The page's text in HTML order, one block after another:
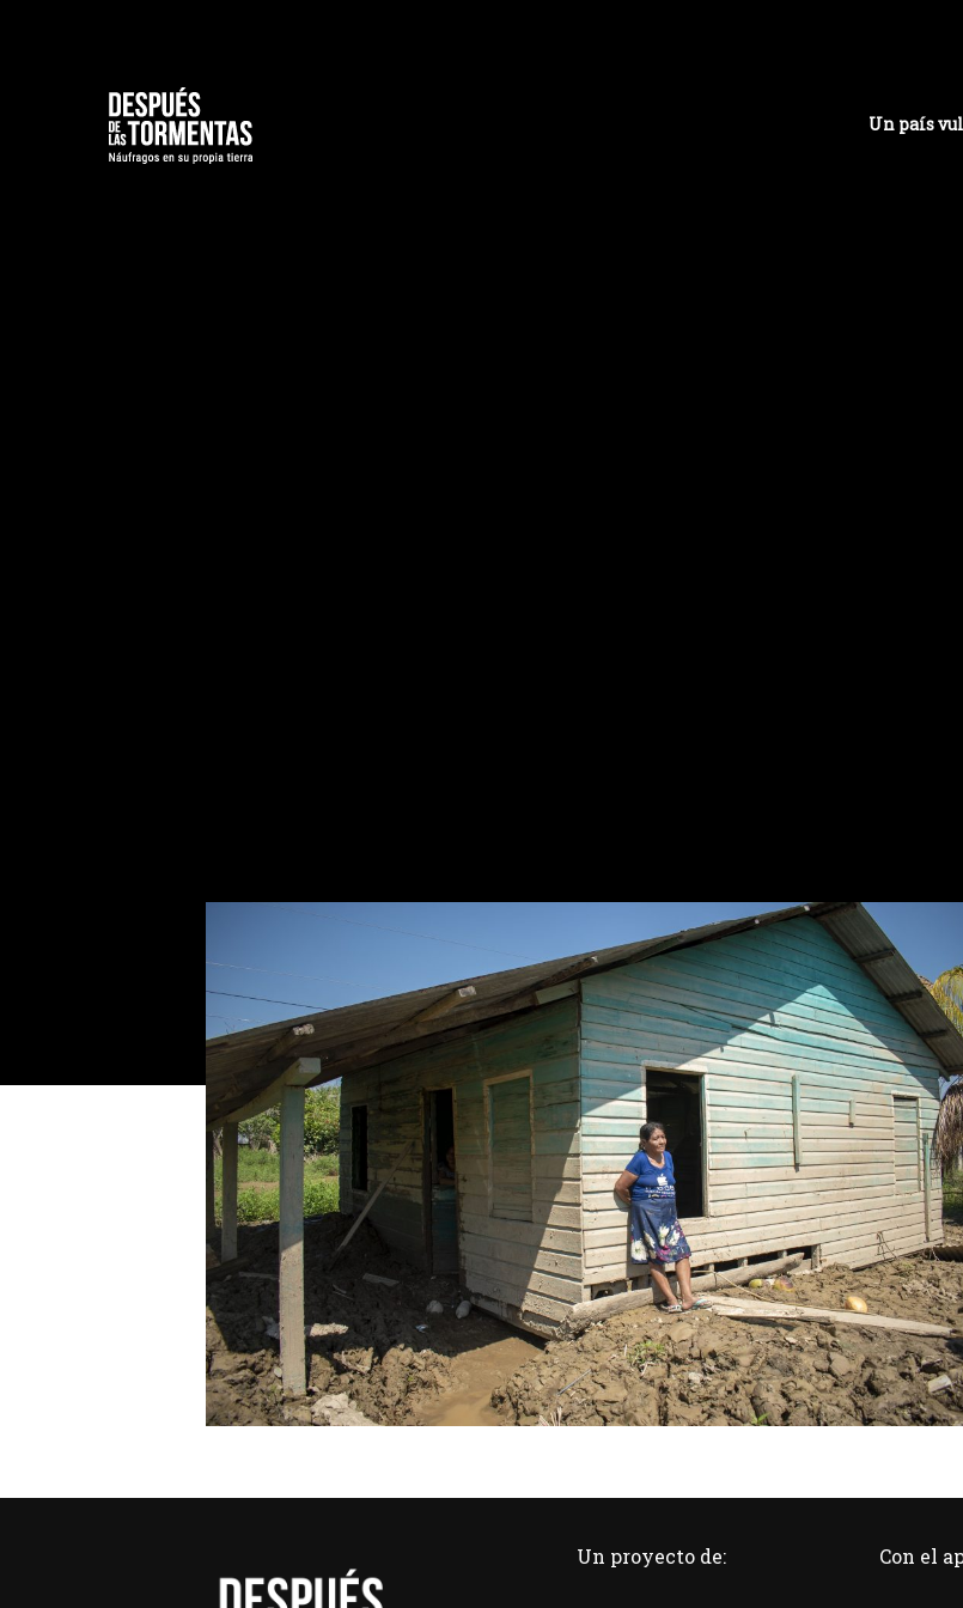
Un país
Un proyecto de: Con el